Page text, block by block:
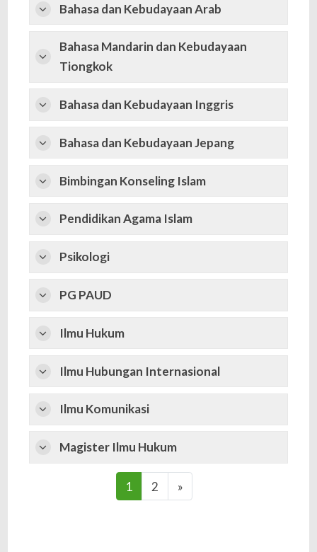
Bahasa dan Kebudayaan Arab
Bahasa Mandarin dan Kebudayaan
Tiongkok
Bahasa dan Kebudayaan Inggris
Bahasa dan Kebudayaan Jepang
Bimbingan Konseling Islam
Pendidikan Agama Islam
Psikologi
PG PAUD
Ilmu Hukum
Ilmu Hubungan Internasional
Ilmu Komunikasi
Magister Ilmu Hukum
1 (current)
2 »Next